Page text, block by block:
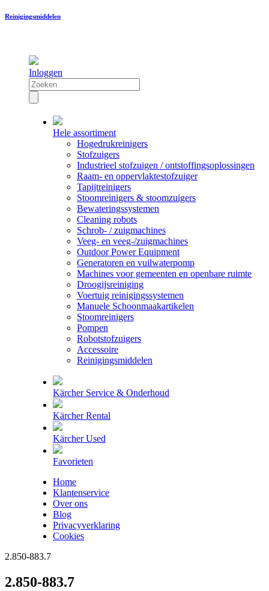
Reinigingsmiddelen
Inloggen
Hele assortiment
Hogedrukreinigers
Stofzuigers
Industrieel stofzuigen / ontstoffingsoplossingen
Raam- en oppervlaktestofzuiger
Tapijtreinigers
Stoomreinigers & stoomzuigers
Bewateringssystemen
Cleaning robots
Schrob- / zuigmachines
Veeg- en veeg-/zuigmachines
Outdoor Power Equipment
Generatoren en vuilwaterpomp
Machines voor gemeenten en openbare ruimte
Droogijsreiniging
Voertuig reinigingssystemen
Manuele Schoonmaakartikelen
Stoomreinigers
Pompen
Robotstofzuigers
Accessoire
Reinigingsmiddelen
Kärcher Service & Onderhoud
Kärcher Rental
Kärcher Used
Favorieten
Home
Klantenservice
Over ons
Blog
Privacyverklaring
Cookies
2.850-883.7
2.850-883.7